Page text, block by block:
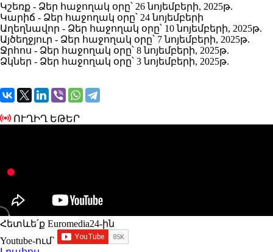
Կշեռք - Ձեր հաջողակ օրը՝ 26 նոյեմբերի, 2025թ.
Կարիճ - Ձեր հաջողակ օրը՝ 24 նոյեմբերի
Աղեղնավոր - Ձեր հաջողակ օրը՝ 10 նոյեմբերի, 2025թ.
Այծեղջյուր - Ձեր հաջողակ օրը՝ 7 նոյեմբերի, 2025թ.
Ջրհոս - Ձեր հաջողակ օրը՝ 8 նոյեմբերի, 2025թ.
Ձկներ - Ձեր հաջողակ օրը՝ 3 նոյեմբերի, 2025թ.
ՈՒՂԻՂ ԵԹԵՐ
Հետևե՛ք Euromedia24-ին
Youtube-ում`